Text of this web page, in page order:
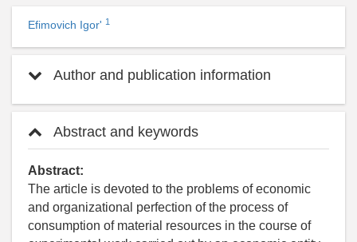
Efimovich Igor' 1
Author and publication information
Abstract and keywords
Abstract:
The article is devoted to the problems of economic
and organizational perfection of the process of
consumption of material resources in the course of